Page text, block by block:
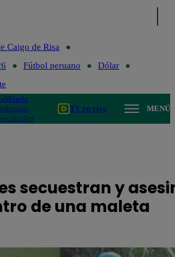
Caigo de Risa
Fútbol peruano
Dólar
Mundo
TV en vivo MENÚ
secuestran y
de una maleta